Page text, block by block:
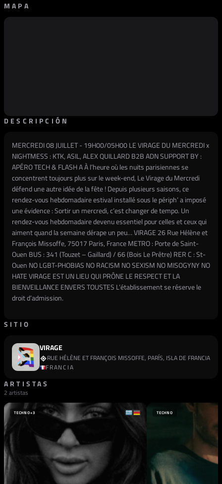
MAPA
DESCRIPCIÓN
MERCREDI 08 JUILLET - 19H00/05H00 LE VIRAGE DU MERCREDI x
NIGHTMESS : KTK, ASIL, ALEX QUILLARD B2B ADN SUPPORT BY :
APÉRO TECH & FLASH A À l’heure où les nuits parisiennes se
concentrent toujours plus sur le week-end, Le Virage du Mercredi
défend une autre idée de la fête ! Depuis plusieurs saisons, ce
rendez-vous hebdomadaire estival installé sous le périph’ a imposé
une évidence : Sortir un mercredi, c’est changer de tempo. Un
rendez-vous hebdomadaire devenu essentiel pour celles et ceux qui
aiment quand la semaine dérape un peu… VIRAGE 26 Rue Hélène et
François Missoffe, 75017 Paris, France METRO : Porte de Saint-
Ouen BUS : 341 (Touzet – Gaillard) / 66 (Bois Le Prêtre) RER C : St-
Ouen NO LGBT-PHOBIAS NO RACISM NO SEXISM NO MISOGYNY NO
HATE VIRAGE EST UN LIEU QUI PRÔNE LE RESPECT ET LA
BIENVEILLANCE ENVERS TOUSTES L’établissement se réserve le
droit d’admission.
SITIO
VIRAGE
RUE HÉLÈNE ET FRANÇOIS MISSOFFE, PARÍS, ISLA DE FRANCIA
FRANCIA
ARTISTAS
2 artistas
TECHNO+3 TECHNO